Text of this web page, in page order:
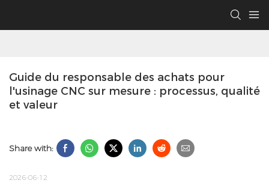
Guide du responsable des achats pour
l'usinage CNC sur mesure : processus, qualité
et valeur
Share with:
2026-06-12